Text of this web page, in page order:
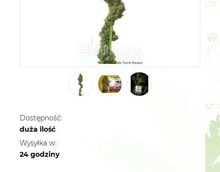
Dostępność:
duża ilość
Wysyłka w:
24 godziny